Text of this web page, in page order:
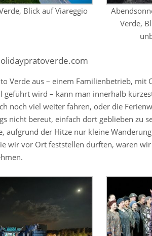
Blick auf Viareggio
Verde,
Verde aus – einem Familienbetrieb,
geführt wird – kann man innerhalb
noch viel weiter fahren, oder die
nicht bereut, einfach dort geblieben zu
aufgrund der Hitze nur kleine
wir vor Ort feststellen durften, waren